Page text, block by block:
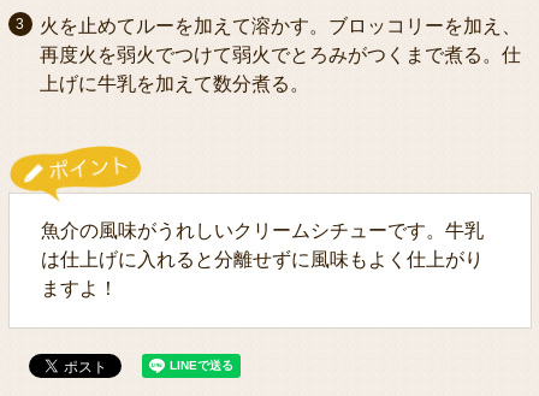
火を止めてルーを加えて溶かす。ブロッコリーを加え、
再度火を弱火でつけて弱火でとろみがつくまで煮る。仕
上げに牛乳を加えて数分煮る。
魚介の風味がうれしいクリームシチューです。牛乳
は仕上げに入れると分離せずに風味もよく仕上がり
ますよ！